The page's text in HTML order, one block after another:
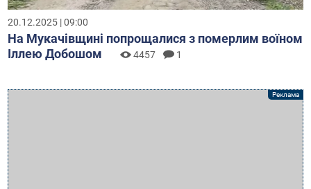
20.12.2025 | 09:00
На Мукачівщині попрощалися з померлим воїном
Іллею Добошом
4457 1